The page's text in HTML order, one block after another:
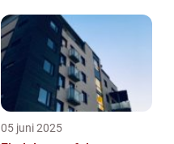
05 juni 2025